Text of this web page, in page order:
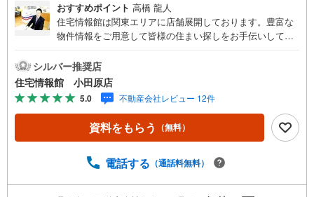
おすすめポイント 高橋 龍人
住宅情報館は関東エリアに店舗展開しております。豊富な
物件情報をご用意して皆様の住まい探しをお手伝いしてお
さい。住宅ローン相談会も同時開催中無理のない住宅ロー
ンの試算やご購入の際にかかる諸費用の概算も行っており
ます。しっかりとした資金計画のアドバイスをさせて頂き
ますので、お気軽にご相談ください。
シルバー推奨店
住宅情報館 小田原店
5.0 不動産会社レビュー 12件
資料をもらう （無料）
電話する （通話料無料）